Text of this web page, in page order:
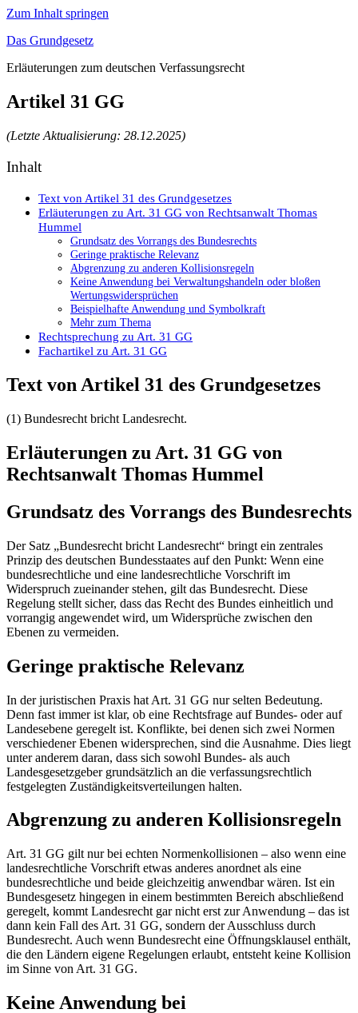
Zum Inhalt springen
Das Grundgesetz
Erläuterungen zum deutschen Verfassungsrecht
Artikel 31 GG
(Letzte Aktualisierung: 28.12.2025)
Inhalt
Text von Artikel 31 des Grundgesetzes
Erläuterungen zu Art. 31 GG von Rechtsanwalt Thomas
Hummel
Grundsatz des Vorrangs des Bundesrechts
Geringe praktische Relevanz
Abgrenzung zu anderen Kollisionsregeln
Keine Anwendung bei Verwaltungshandeln oder bloßen
Wertungswidersprüchen
Beispielhafte Anwendung und Symbolkraft
Mehr zum Thema
Rechtsprechung zu Art. 31 GG
Fachartikel zu Art. 31 GG
Text von Artikel 31 des Grundgesetzes
(1) Bundesrecht bricht Landesrecht.
Erläuterungen zu Art. 31 GG von
Rechtsanwalt Thomas Hummel
Grundsatz des Vorrangs des Bundesrechts
Der Satz „Bundesrecht bricht Landesrecht“ bringt ein zentrales
Prinzip des deutschen Bundesstaates auf den Punkt: Wenn eine
bundesrechtliche und eine landesrechtliche Vorschrift im
Widerspruch zueinander stehen, gilt das Bundesrecht. Diese
Regelung stellt sicher, dass das Recht des Bundes einheitlich und
vorrangig angewendet wird, um Widersprüche zwischen den
Ebenen zu vermeiden.
Geringe praktische Relevanz
In der juristischen Praxis hat Art. 31 GG nur selten Bedeutung.
Denn fast immer ist klar, ob eine Rechtsfrage auf Bundes- oder auf
Landesebene geregelt ist. Konflikte, bei denen sich zwei Normen
verschiedener Ebenen widersprechen, sind die Ausnahme. Dies liegt
unter anderem daran, dass sich sowohl Bundes- als auch
Landesgesetzgeber grundsätzlich an die verfassungsrechtlich
festgelegten Zuständigkeitsverteilungen halten.
Abgrenzung zu anderen Kollisionsregeln
Art. 31 GG gilt nur bei echten Normenkollisionen – also wenn eine
landesrechtliche Vorschrift etwas anderes anordnet als eine
bundesrechtliche und beide gleichzeitig anwendbar wären. Ist ein
Bundesgesetz hingegen in einem bestimmten Bereich abschließend
geregelt, kommt Landesrecht gar nicht erst zur Anwendung – das ist
dann kein Fall des Art. 31 GG, sondern der Ausschluss durch
Bundesrecht. Auch wenn Bundesrecht eine Öffnungsklausel enthält,
die den Ländern eigene Regelungen erlaubt, entsteht keine Kollision
im Sinne von Art. 31 GG.
Keine Anwendung bei